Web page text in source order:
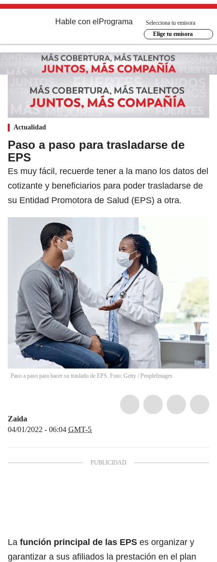
Hable con el Programa
Selecciona tu emisora
Elige tu emisora
Actualidad
Paso a paso para trasladarse de
EPS
Es muy fácil, recuerde tener a la mano los datos del
cotizante y beneficiarios para poder trasladarse de
su Entidad Promotora de Salud (EPS) a otra.
Paso a paso para hacer su traslado de EPS. Foto: Getty / PeopleImages
Zaida
04/01/2022 - 06:04 GMT-5
La función principal de las EPS es organizar y
garantizar a sus afiliados la prestación en el plan